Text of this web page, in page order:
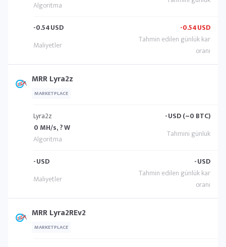
-0.54USD -0.54USD
MRR Lyra2z
MARKETPLACE
Lyra2z
0 MH/s, ? W
-USD (~0 BTC)
-USD -USD
MRR Lyra2REv2
MARKETPLACE